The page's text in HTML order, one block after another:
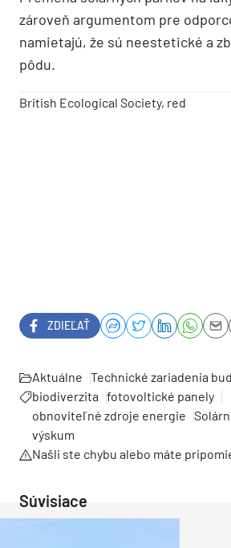
zároveň argumentom pre
namietajú, že sú neestetické a
pôdu.
British Ecological Society, red
ZDIEĽAŤ
Aktuálne Technické zariadenia
biodiverzita fotovoltické panely
obnoviteľné zdroje energie
výskum
Našli ste chybu alebo máte
Súvisiace